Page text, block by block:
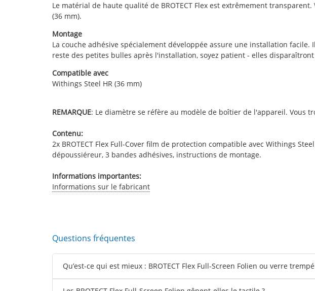
Le matérial de haute qualité de BROTECT Flex est extrêmement
(36 mm).
Montage
La couche adhésive spécialement développée assure une installation
reste des petites bulles après l'installation, soyez patient - elles
Compatible avec
Withings Steel HR (36 mm)
REMARQUE: Le diamètre se réfère au modèle de boîtier de l'appareil. Vous
Contenu:
2x BROTECT Flex Full-Cover film de protection compatible avec Withings
dépoussiéreur, 3 bandes adhésives, instructions de montage.
Informations importantes:
Informations sur le fabricant
Questions fréquentes
Qu’est-ce qui est mieux : BROTECT Flex Full-Screen Folien ou verre trempé